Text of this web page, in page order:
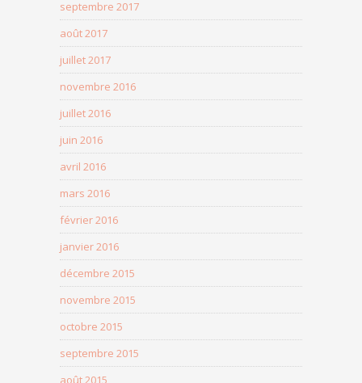
septembre 2017
août 2017
juillet 2017
novembre 2016
juillet 2016
juin 2016
avril 2016
mars 2016
février 2016
janvier 2016
décembre 2015
novembre 2015
octobre 2015
septembre 2015
août 2015